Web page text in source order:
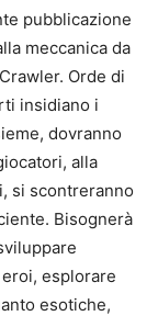
pubblicazione
meccanica da
Orde di
insidiano i
dovranno
alla
si scontreranno
Bisognerà
esplorare
esotiche,